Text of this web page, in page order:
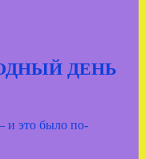
ДЕНЬ
и это было по-